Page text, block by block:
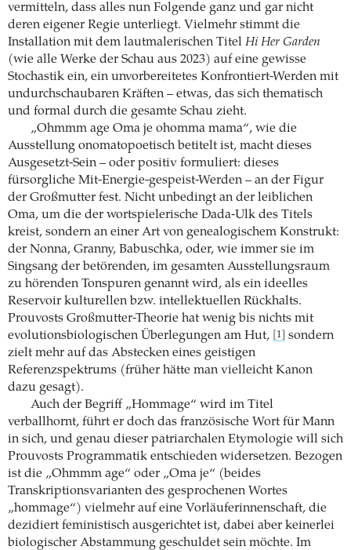
vermitteln, dass alles nun Folgende ganz und gar nicht
deren eigener Regie unterliegt. Vielmehr stimmt die
Installation mit dem lautmalerischen Titel Hi Her Garden
(wie alle Werke der Schau aus 2023) auf eine gewisse
Stochastik ein, ein unvorbereitetes Konfrontiert-Werden mit
undurchschaubaren Kräften – etwas, das sich thematisch
und formal durch die gesamte Schau zieht.
„Ohmmm age Oma je ohomma mama“, wie die
Ausstellung onomatopoetisch betitelt ist, macht dieses
Ausgesetzt-Sein – oder positiv formuliert: dieses
fürsorgliche Mit-Energie-gespeist-Werden – an der Figur
der Großmutter fest. Nicht unbedingt an der leiblichen
Oma, um die der wortspielerische Dada-Ulk des Titels
kreist, sondern an einer Art von genealogischem Konstrukt:
der Nonna, Granny, Babuschka, oder, wie immer sie im
Singsang der betörenden, im gesamten Ausstellungsraum
zu hörenden Tonspuren genannt wird, als ein ideelles
Reservoir kulturellen bzw. intellektuellen Rückhalts.
Prouvosts Großmutter-Theorie hat wenig bis nichts mit
evolutionsbiologischen Überlegungen am Hut,
[1]
sondern
zielt mehr auf das Abstecken eines geistigen
Referenzspektrums (früher hätte man vielleicht Kanon
dazu gesagt).
Auch der Begriff „Hommage“ wird im Titel
verballhornt, führt er doch das französische Wort für Mann
in sich, und genau dieser patriarchalen Etymologie will sich
Prouvosts Programmatik entschieden widersetzen. Bezogen
ist die „Ohmmm age“ oder „Oma je“ (beides
Transkriptionsvarianten des gesprochenen Wortes
„hommage“) vielmehr auf eine Vorläuferinnenschaft, die
dezidiert feministisch ausgerichtet ist, dabei aber keinerlei
biologischer Abstammung geschuldet sein möchte. Im